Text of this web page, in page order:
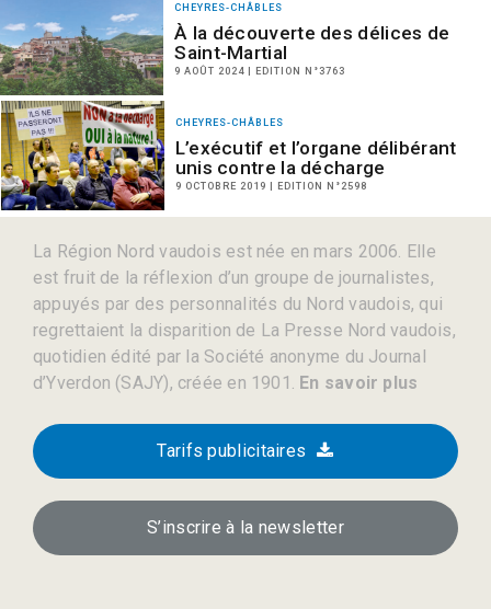
CHEYRES-CHÂBLES
À la découverte des délices de
Saint-Martial
9 AOÛT 2024 | EDITION N°3763
CHEYRES-CHÂBLES
L’exécutif et l’organe délibérant
unis contre la décharge
9 OCTOBRE 2019 | EDITION N°2598
La Région Nord vaudois est née en mars 2006. Elle
est fruit de la réflexion d’un groupe de journalistes,
appuyés par des personnalités du Nord vaudois, qui
regrettaient la disparition de La Presse Nord vaudois,
quotidien édité par la Société anonyme du Journal
d’Yverdon (SAJY), créée en 1901. En savoir plus
Tarifs publicitaires
S’inscrire à la newsletter